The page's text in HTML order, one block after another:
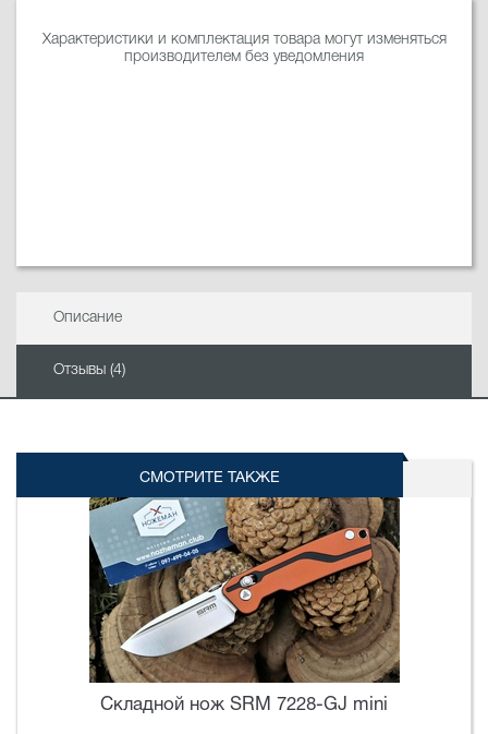
Характеристики и комплектация товара могут изменяться
производителем без уведомления
Описание
Отзывы (4)
СМОТРИТЕ ТАКЖЕ
Складной нож SRM 7228-GJ mini